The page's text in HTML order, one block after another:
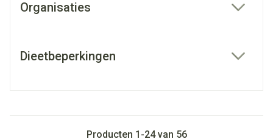
Organisaties
Dieetbeperkingen
Producten 1 -24van 56